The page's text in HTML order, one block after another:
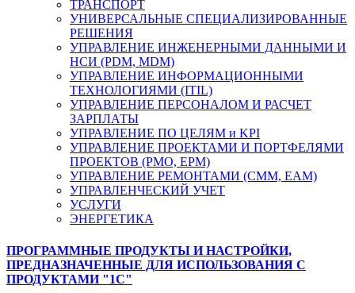
ТРАНСПОРТ
УНИВЕРСАЛЬНЫЕ СПЕЦИАЛИЗИРОВАННЫЕ
РЕШЕНИЯ
УПРАВЛЕНИЕ ИНЖЕНЕРНЫМИ ДАННЫМИ И
НСИ (PDM, MDM)
УПРАВЛЕНИЕ ИНФОРМАЦИОННЫМИ
ТЕХНОЛОГИЯМИ (ITIL)
УПРАВЛЕНИЕ ПЕРСОНАЛОМ И РАСЧЕТ
ЗАРПЛАТЫ
УПРАВЛЕНИЕ ПО ЦЕЛЯМ и KPI
УПРАВЛЕНИЕ ПРОЕКТАМИ И ПОРТФЕЛЯМИ
ПРОЕКТОВ (PMO, EPM)
УПРАВЛЕНИЕ РЕМОНТАМИ (CMM, EAM)
УПРАВЛЕНЧЕСКИЙ УЧЕТ
УСЛУГИ
ЭНЕРГЕТИКА
ПРОГРАММНЫЕ ПРОДУКТЫ И НАСТРОЙКИ,
ПРЕДНАЗНАЧЕННЫЕ ДЛЯ ИСПОЛЬЗОВАНИЯ С
ПРОДУКТАМИ "1С"